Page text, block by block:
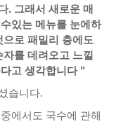
. 그래서 새로운 매
있는 메뉴를 눈에하
로 패밀리 층에도
를 데려오고 느낄
고 생각합니다 "
습니다.
에서도 국수에 관해